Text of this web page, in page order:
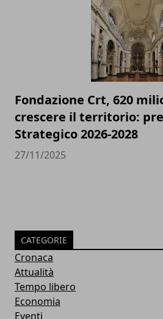
Fondazione Crt, 620
crescere il territorio:
Strategico 2026-2028
27/11/2025
CATEGORIE
Cronaca
Attualità
Tempo libero
Economia
Eventi